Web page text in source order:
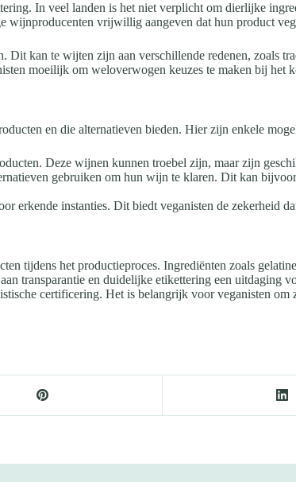
In veel landen is het niet verplicht om dierlijke
vrijwillig aangeven dat hun product
kan te wijten zijn aan verschillende redenen, zoals
moeilijk om weloverwogen keuzes te maken bij het
en die alternatieven bieden. Hier zijn enkele
Deze wijnen kunnen troebel zijn, maar zijn
gebruiken om hun wijn te klaren. Dit kan
erkende instanties. Dit biedt veganisten de zekerheid
tijdens het productieproces. Ingrediënten zoals
transparantie en duidelijke etikettering een uitdaging
certificering. Het is belangrijk voor veganisten om